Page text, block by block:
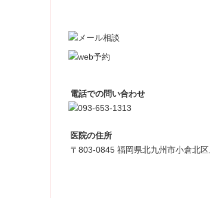
電話での問い合わせ
医院の住所
〒803-0845 福岡県北九州市小倉北